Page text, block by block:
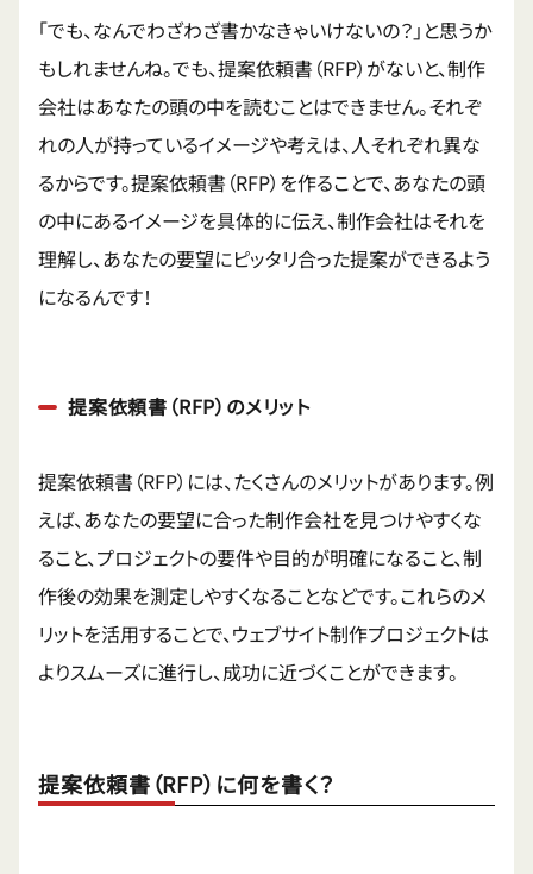
「でも、なんでわざわざ書かなきゃいけないの？」と思うか
もしれませんね。でも、提案依頼書（RFP）がないと、制作
会社はあなたの頭の中を読むことはできません。それぞ
れの人が持っているイメージや考えは、人それぞれ異な
るからです。提案依頼書（RFP）を作ることで、あなたの頭
の中にあるイメージを具体的に伝え、制作会社はそれを
理解し、あなたの要望にピッタリ合った提案ができるよう
になるんです！
提案依頼書（RFP）のメリット
提案依頼書（RFP）には、たくさんのメリットがあります。例
えば、あなたの要望に合った制作会社を見つけやすくな
ること、プロジェクトの要件や目的が明確になること、制
作後の効果を測定しやすくなることなどです。これらのメ
リットを活用することで、ウェブサイト制作プロジェクトは
よりスムーズに進行し、成功に近づくことができます。
提案依頼書（RFP）に何を書く？